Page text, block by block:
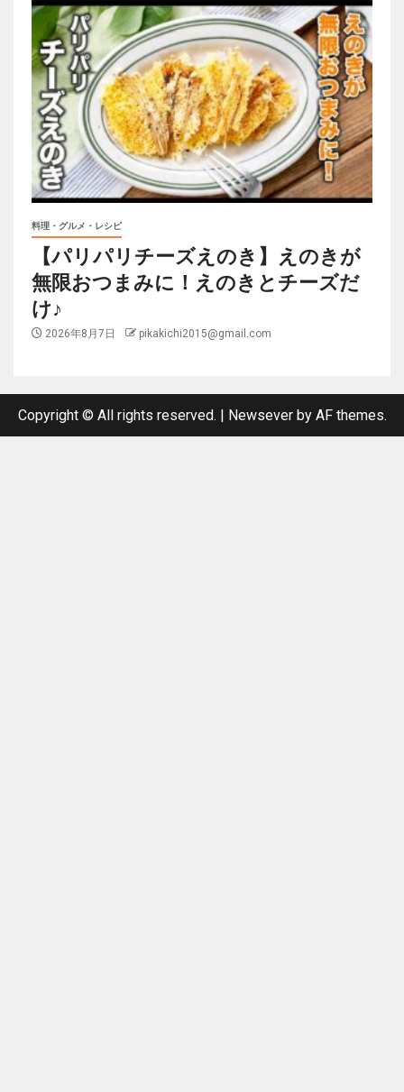
料理・グルメ・レシピ
【パリパリチーズえのき】えのきが
無限おつまみに！えのきとチーズだ
け♪
2026年8月7日 pikakichi2015@gmail.com
Copyright © All rights reserved. Newseverby AF themes.